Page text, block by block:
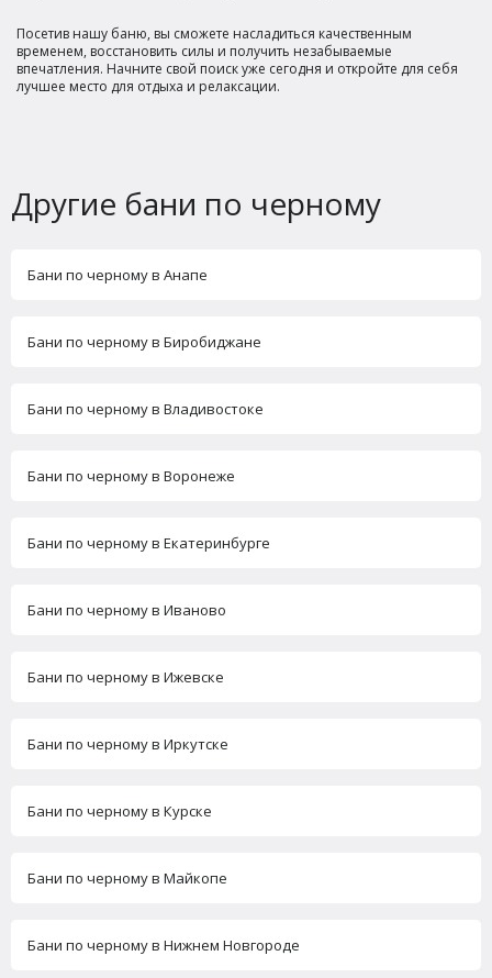
Посетив нашу баню, вы сможете насладиться качественным
временем, восстановить силы и получить незабываемые
впечатления. Начните свой поиск уже сегодня и откройте для себя
лучшее место для отдыха и релаксации.
Другие бани по черному
Бани по черному в Анапе
Бани по черному в Биробиджане
Бани по черному в Владивостоке
Бани по черному в Воронеже
Бани по черному в Екатеринбурге
Бани по черному в Иваново
Бани по черному в Ижевске
Бани по черному в Иркутске
Бани по черному в Курске
Бани по черному в Майкопе
Бани по черному в Нижнем Новгороде